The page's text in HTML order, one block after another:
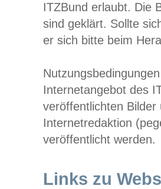
ITZBund erlaubt. Die
sind geklärt. Sollte
er sich bitte beim
Internetangebot des
veröffentlichten
Internetredaktion
veröffentlicht werden.
Links zu